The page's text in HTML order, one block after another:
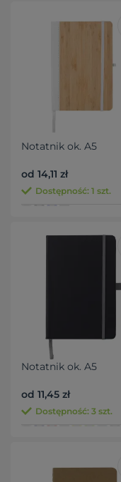
Notatnik ok. A5
od 14,11 zł
Dostępność: 1 szt.
Notatnik ok. A5
od 11,45 zł
Dostępność: 3 szt.